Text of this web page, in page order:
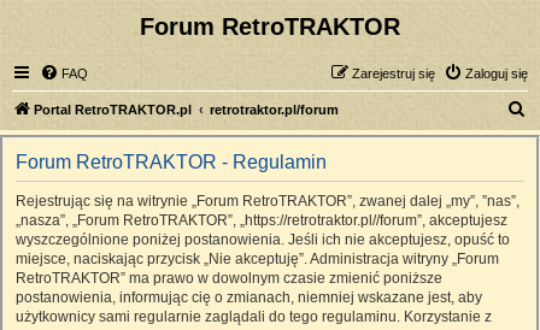
Forum RetroTRAKTOR
FAQ Zaloguj się
Zarejestruj się
Portal RetroTRAKTOR.pl retrotraktor.pl/forum
z
Forum RetroTRAKTOR - Regulamin
Rejestrując się na witrynie „Forum RetroTRAKTOR”, zwanej dalej „my”, ”nas”,
„nasza”, „Forum RetroTRAKTOR”, „https://retrotraktor.pl//forum”, akceptujesz
wyszczególnione poniżej postanowienia. Jeśli ich nie akceptujesz, opuść to
miejsce, naciskając przycisk „Nie akceptuję”. Administracja witryny „Forum
RetroTRAKTOR” ma prawo w dowolnym czasie zmienić poniższe
postanowienia, informując cię o zmianach, niemniej wskazane jest, aby
użytkownicy sami regularnie zaglądali do tego regulaminu. Korzystanie z